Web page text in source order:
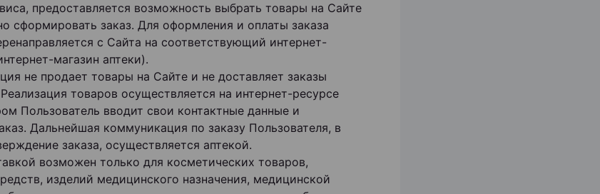
предоставляется возможность выбрать товары на Сайте
сформировать заказ. Для оформления и оплаты заказа
с Сайта на соответствующий интернет-
магазин аптеки).
не продает товары на Сайте и не доставляет заказы
товаров осуществляется на интернет-ресурсе
Пользователь вводит свои контактные данные и
Дальнейшая коммуникация по заказу Пользователя, в
заказа, осуществляется аптекой.
возможен только для косметических товаров,
изделий медицинского назначения, медицинской